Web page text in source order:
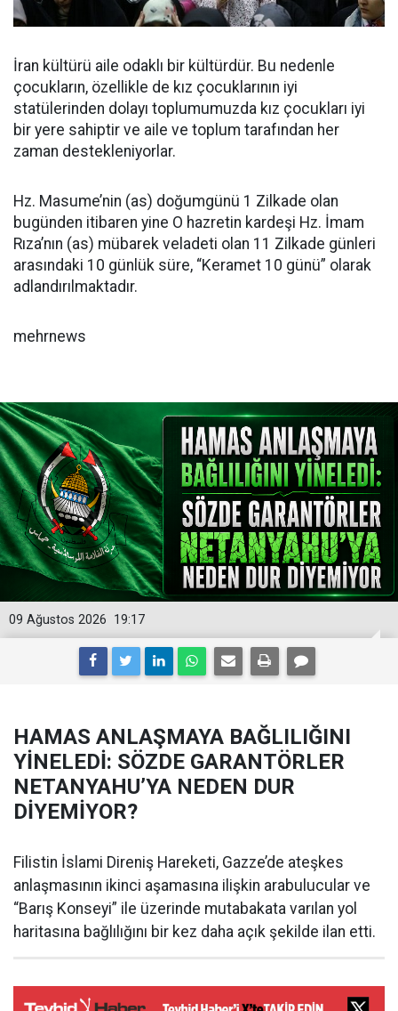
İran kültürü aile odaklı bir kültürdür. Bu nedenle
çocukların, özellikle de kız çocuklarının iyi
statülerinden dolayı toplumumuzda kız çocukları iyi
bir yere sahiptir ve aile ve toplum tarafından her
zaman destekleniyorlar.
Hz. Masume’nin (as) doğumgünü 1 Zilkade olan
bugünden itibaren yine O hazretin kardeşi Hz. İmam
Rıza’nın (as) mübarek veladeti olan 11 Zilkade günleri
arasındaki 10 günlük süre, “Keramet 10 günü” olarak
adlandırılmaktadır.
mehrnews
19:17
09 Ağustos 2026
HAMAS ANLAŞMAYA BAĞLILIĞINI
YİNELEDİ: SÖZDE GARANTÖRLER
NETANYAHU’YA NEDEN DUR
DİYEMİYOR?
Filistin İslami Direniş Hareketi, Gazze’de ateşkes
anlaşmasının ikinci aşamasına ilişkin arabulucular ve
“Barış Konseyi” ile üzerinde mutabakata varılan yol
haritasına bağlılığını bir kez daha açık şekilde ilan etti.